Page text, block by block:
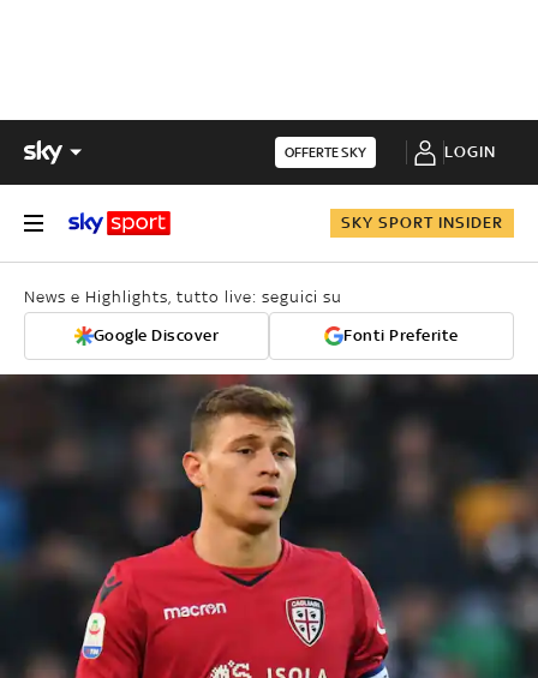
OFFERTE SKY LOGIN
SKY SPORT INSIDER
News e Highlights, tutto live: seguici su
Google Discover Fonti Preferite